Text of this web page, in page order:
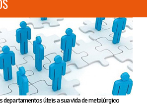
departamentos úteis a sua vida de metalúrgico